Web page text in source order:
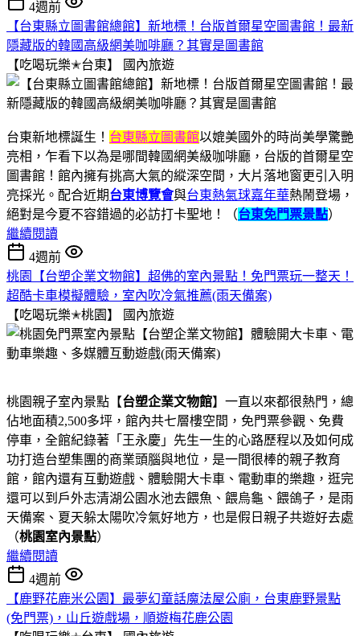
4週前
【台東縣立圖書館總館】新地標！台版首爾星空圖書館！最新
隱藏版的韓國高級網美咖啡廳？其實是圖書館
【吃喝玩樂✭台東】
國內旅遊
台東新地標誕生！ 台東縣立圖書館以媲美國外的時尚美學驚艷
亮相，乍看下以為是哪間韓國網美級咖啡廳，台版的首爾星空
圖書館！館內擁有挑高大氣的縱深空間，大片落地窗更引入明
亮採光。配合近期台東博覽會與台東熱氣球嘉年華熱鬧登場，
絕對是今夏不容錯過的必訪打卡聖地！（台東免門票景點）
繼續閱讀
4週前
桃園【台塑企業文物館】超佛的室內景點！免門票玩一整天！
超酷卡車模擬體驗，室內吹冷氣推薦(雨天備案)
【吃喝玩樂✭桃園】
國內旅遊
桃園親子室內景點【台塑企業文物館】一直以來都很熱門，總
佔地面積2,500多坪，館內共七層樓空間，免門票參觀、免費
停車，全館紀錄著「王永慶」先生一生的心路歷程以及如何成
功打造台塑集團的商業頭腦與地位，是一間很棒的親子教育
館，館內還有互動遊戲、體驗開大卡車、電動車的樂趣，逛完
還可以到戶外志清湖公園水池去餵魚、餵烏龜、餵鴿子，是雨
天備案、夏天躲太陽吹冷氣好地方，也是假日親子共遊好去處
（桃園室內景點）
繼續閱讀
4週前
【鹿野花鹿米公園】最夢幻童話魔法屋公廁，台東鹿野景點
(免門票)，山丘遊戲場，順遊梅花鹿公園